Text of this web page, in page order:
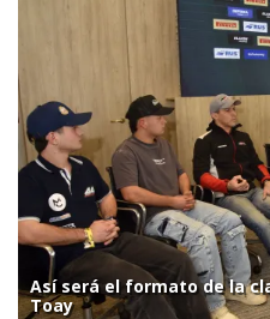
Así será el formato de la
Toay